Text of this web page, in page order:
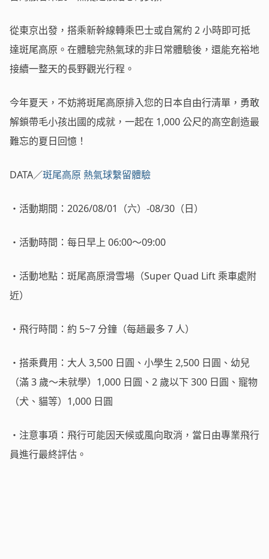
從東京出發，搭乘新幹線轉乘巴士或自駕約 2 小時即可抵
達斑尾高原。在體驗完熱氣球的非日常體驗後，還能充裕地
接續一整天的長野觀光行程。
今年夏天，不妨將斑尾高原排入您的日本自由行清單，勇敢
解鎖帶毛小孩出國的成就，一起在 1,000 公尺的高空創造最
難忘的夏日回憶！
DATA／斑尾高原 熱氣球繫留體驗
・活動期間：2026/08/01（六）-08/30（日）
・活動時間：每日早上 06:00～09:00
・活動地點：斑尾高原滑雪場（Super Quad Lift 乘車處附
近）
・飛行時間：約 5~7 分鐘（每趟最多 7 人）
・搭乘費用：大人 3,500 日圓、小學生 2,500 日圓、幼兒
（滿 3 歲～未就學）1,000 日圓、2 歲以下 300 日圓、寵物
（犬、貓等）1,000 日圓
・注意事項：飛行可能因天候或風向取消，當日由專業飛行
員進行最終評估。